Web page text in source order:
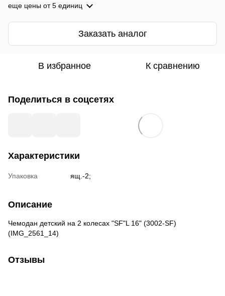
еще цены от 5 единиц
Заказать аналог
В избранное К сравнению
Поделиться в соцсетях
Характеристики
Упаковка ящ.-2;
Описание
Чемодан детский на 2 колесах "SF"L 16" (3002-SF)
(IMG_2561_14)
Отзывы